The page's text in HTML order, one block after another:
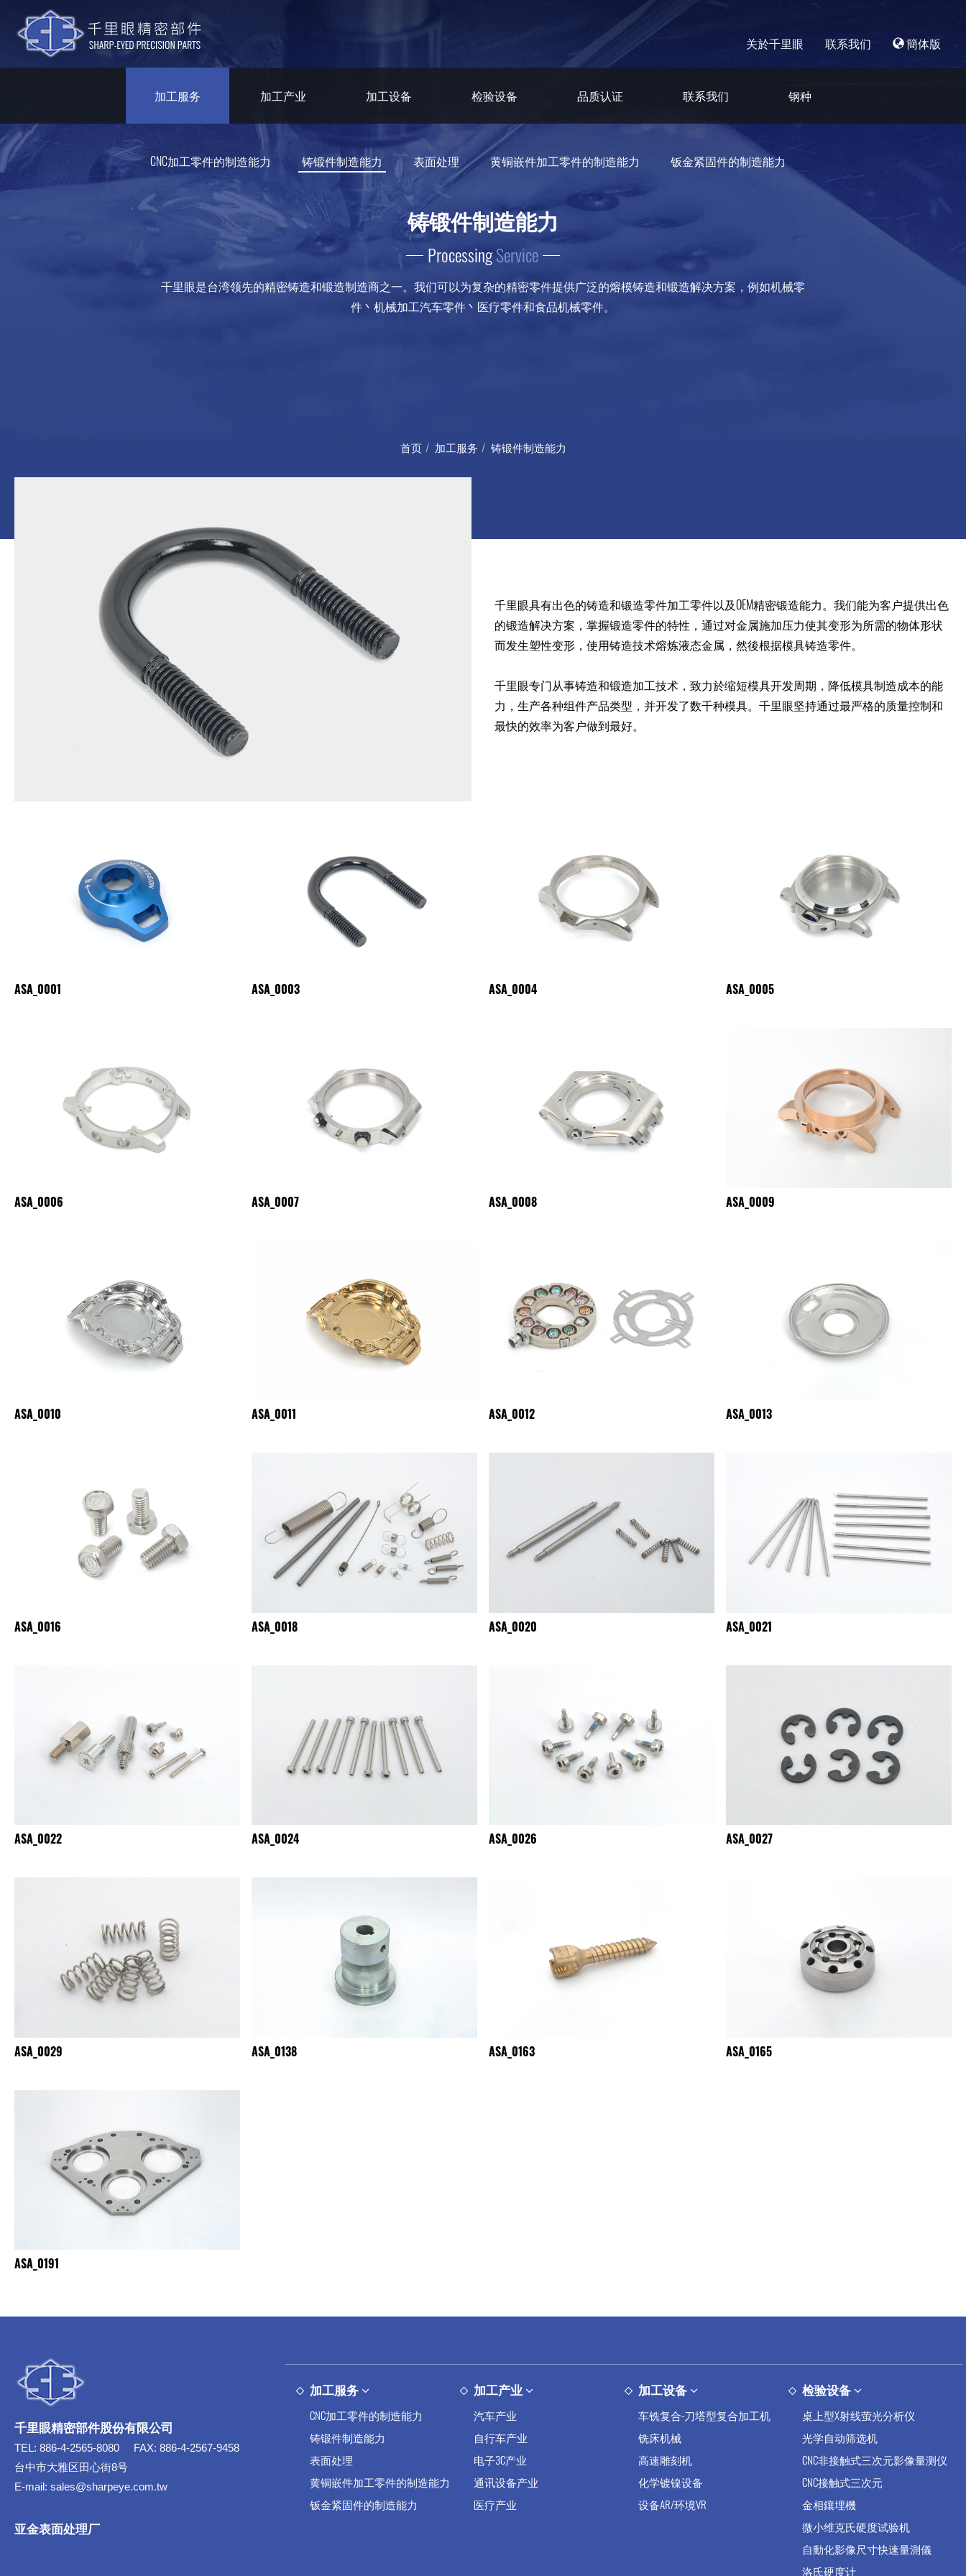
关於千里眼 联系我们 簡体版
加工服务 加工产业 加工设备 检验设备 品质认证 联系我们 钢种
CNC加工零件的制造能力 铸锻件制造能力 表面处理 黄铜嵌件加工零件的制造能力 钣金紧固件的制造能力
铸锻件制造能力
ProcessingService
千里眼是台湾领先的精密铸造和锻造制造商之一。我们可以为复杂的精密零件提供广泛的熔模铸造和锻造解决方案，例如机械零
件丶机械加工汽车零件丶医疗零件和食品机械零件。
首页 加工服务 铸锻件制造能力
千里眼具有出色的铸造和锻造零件加工零件以及OEM精密锻造能力。我们能为客户提供出色
的锻造解决方案，掌握锻造零件的特性，通过对金属施加压力使其变形为所需的物体形状
而发生塑性变形，使用铸造技术熔炼液态金属，然後根据模具铸造零件。
千里眼专门从事铸造和锻造加工技术，致力於缩短模具开发周期，降低模具制造成本的能
力，生产各种组件产品类型，并开发了数千种模具。千里眼坚持通过最严格的质量控制和
最快的效率为客户做到最好。
ASA_0001 ASA_0003 ASA_0004 ASA_0005
ASA_0006 ASA_0007 ASA_0008 ASA_0009
ASA_0010 ASA_0011 ASA_0012 ASA_0013
ASA_0016 ASA_0018 ASA_0020 ASA_0021
ASA_0022 ASA_0024 ASA_0026 ASA_0027
ASA_0029 ASA_0138 ASA_0163 ASA_0165
ASA_0191
千里眼精密部件股份有限公司
TEL: 886-4-2565-8080 FAX: 886-4-2567-9458
台中市大雅区田心街8号
E-mail: sales@sharpeye.com.tw
亚金表面处理厂
加工服务
CNC加工零件的制造能力
铸锻件制造能力
表面处理
黄铜嵌件加工零件的制造能力
钣金紧固件的制造能力
加工产业
汽车产业
自行车产业
电子3C产业
通讯设备产业
医疗产业
加工设备
车铣复合-刀塔型复合加工机
铣床机械
高速雕刻机
化学镀镍设备
设备AR/环境VR
检验设备
桌上型X射线萤光分析仪
光学自动筛选机
CNC非接触式三次元影像量测仪
CNC接触式三次元
金相鑲埋機
微小维克氏硬度试验机
自動化影像尺寸快速量測儀
洛氏硬度计